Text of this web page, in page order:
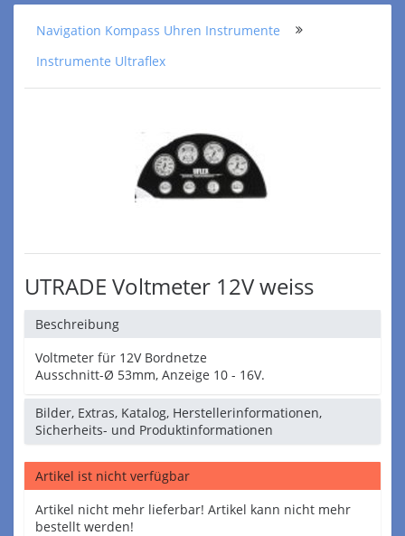
Navigation Kompass Uhren Instrumente
Instrumente Ultraflex
UTRADE Voltmeter 12V weiss
Beschreibung
Voltmeter für 12V Bordnetze
Ausschnitt-Ø 53mm, Anzeige 10 - 16V.
Bilder, Extras, Katalog, Herstellerinformationen,
Sicherheits- und Produktinformationen
Artikel ist nicht verfügbar
Artikel nicht mehr lieferbar! Artikel kann nicht mehr
bestellt werden!